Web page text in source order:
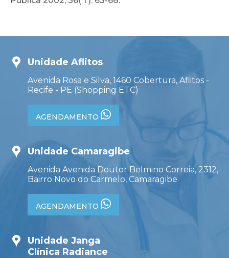
Unidade Aflitos
Avenida Rosa e Silva, 1460 Cobertura, Aflitos -
Recife - PE (Shopping ETC)
AGENDAMENTO
Unidade Camaragibe
Avenida Avenida Doutor Belmino Correia, 2312,
Bairro Novo do Carmelo, Camaragibe
AGENDAMENTO
Unidade Janga
Clínica Radiance